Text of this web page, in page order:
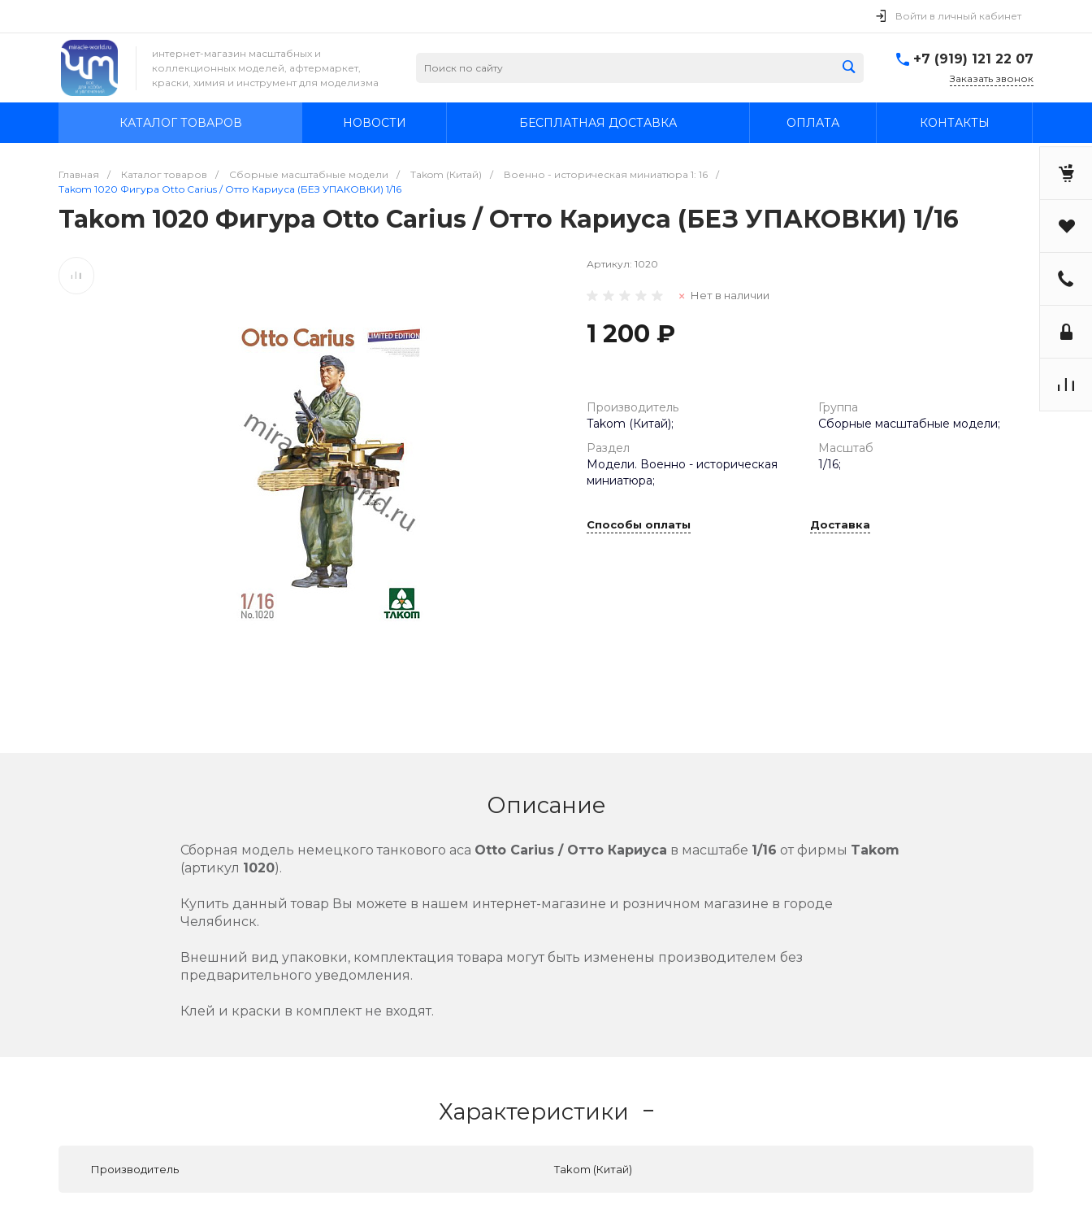
Войти в личный кабинет
интернет-магазин масштабных и
коллекционных моделей, афтермаркет,
краски, химия и инструмент для моделизма
+7 (919) 121 22 07
Заказать звонок
КАТАЛОГ ТОВАРОВ НОВОСТИ БЕСПЛАТНАЯ ДОСТАВКА ОПЛАТА КОНТАКТЫ
Главная / Каталог товаров / Сборные масштабные модели / Takom (Китай) / Военно - историческая миниатюра 1: 16
/
Takom 1020 Фигура Otto Carius / Отто Кариуса (БЕЗ УПАКОВКИ) 1/16
Takom 1020 Фигура Otto Carius / Отто Кариуса (БЕЗ УПАКОВКИ) 1/16
Артикул: 1020
Нет в наличии
1 200 ₽
Производитель
Takom (Китай);
Группа
Сборные масштабные модели;
Раздел
Модели. Военно - историческая
миниатюра;
Масштаб
1/16;
Способы оплаты Доставка
Описание
Сборная модель немецкого танкового аса Otto Carius / Отто Кариуса в масштабе 1/16 от фирмы Takom
(артикул 1020).
Купить данный товар Вы можете в нашем интернет-магазине и розничном магазине в городе
Челябинск.
Внешний вид упаковки, комплектация товара могут быть изменены производителем без
предварительного уведомления.
Клей и краски в комплект не входят.
Характеристики
Производитель Takom (Китай)